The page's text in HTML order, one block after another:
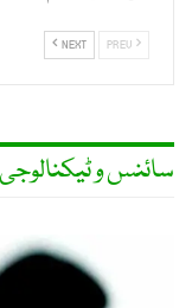
NEXT
سائنس و ٹیکنالوجی